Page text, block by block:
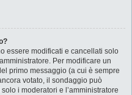
essere modificati e cancellati solo
Per modificare un
primo messaggio (a cui è sempre
votato, il sondaggio può
i moderatori e l’amministratore